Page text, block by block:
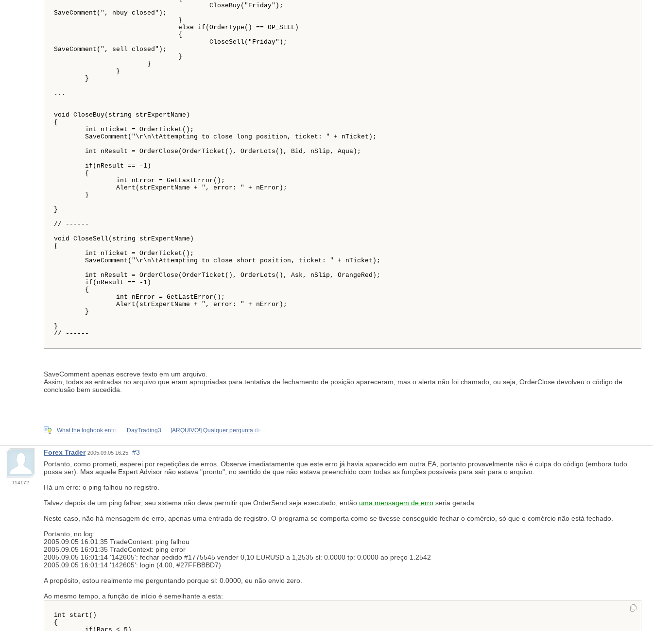
SaveComment(", nbuy closed");
SaveComment(", sell closed");
...
void CloseBuy(string strExpertName)
{
}
// ------
void CloseSell(string strExpertName)
{
}
// ------
SaveComment apenas escreve texto em um arquivo.
Assim, todas as entradas no arquivo que eram apropriadas para tentativa de fechamento de posição apareceram, mas o alerta não foi chamado, ou seja, OrderClose devolveu o código de
conclusão bem sucedida.
What the logbook entry DayTrading3 [ARQUIVO!] Qualquer pergunta de
114172
Forex Trader 2005.09.05 16:25
#3
Portanto, como prometi, esperei por repetições de erros. Observe imediatamente que este erro já havia aparecido em outra EA, portanto provavelmente não é culpa do código (embora tudo
possa ser). Mas aquele Expert Advisor não estava "pronto", no sentido de que não estava preenchido com todas as funções possíveis para sair para o arquivo.
Há um erro: o ping falhou no registro.
Talvez depois de um ping falhar, seu sistema não deva permitir que OrderSend seja executado, então uma mensagem de erro seria gerada.
Neste caso, não há mensagem de erro, apenas uma entrada de registro. O programa se comporta como se tivesse conseguido fechar o comércio, só que o comércio não está fechado.
Portanto, no log:
2005.09.05 16:01:35 TradeContext: ping falhou
2005.09.05 16:01:35 TradeContext: ping error
2005.09.05 16:01:14 '142605': fechar pedido #1775545 vender 0,10 EURUSD a 1,2535 sl: 0.0000 tp: 0.0000 ao preço 1.2542
2005.09.05 16:01:14 '142605': login (4.00, #27FFBBBD7)
A propósito, estou realmente me perguntando porque sl: 0.0000, eu não envio zero.
Ao mesmo tempo, a função de início é semelhante a esta:
int start()
{